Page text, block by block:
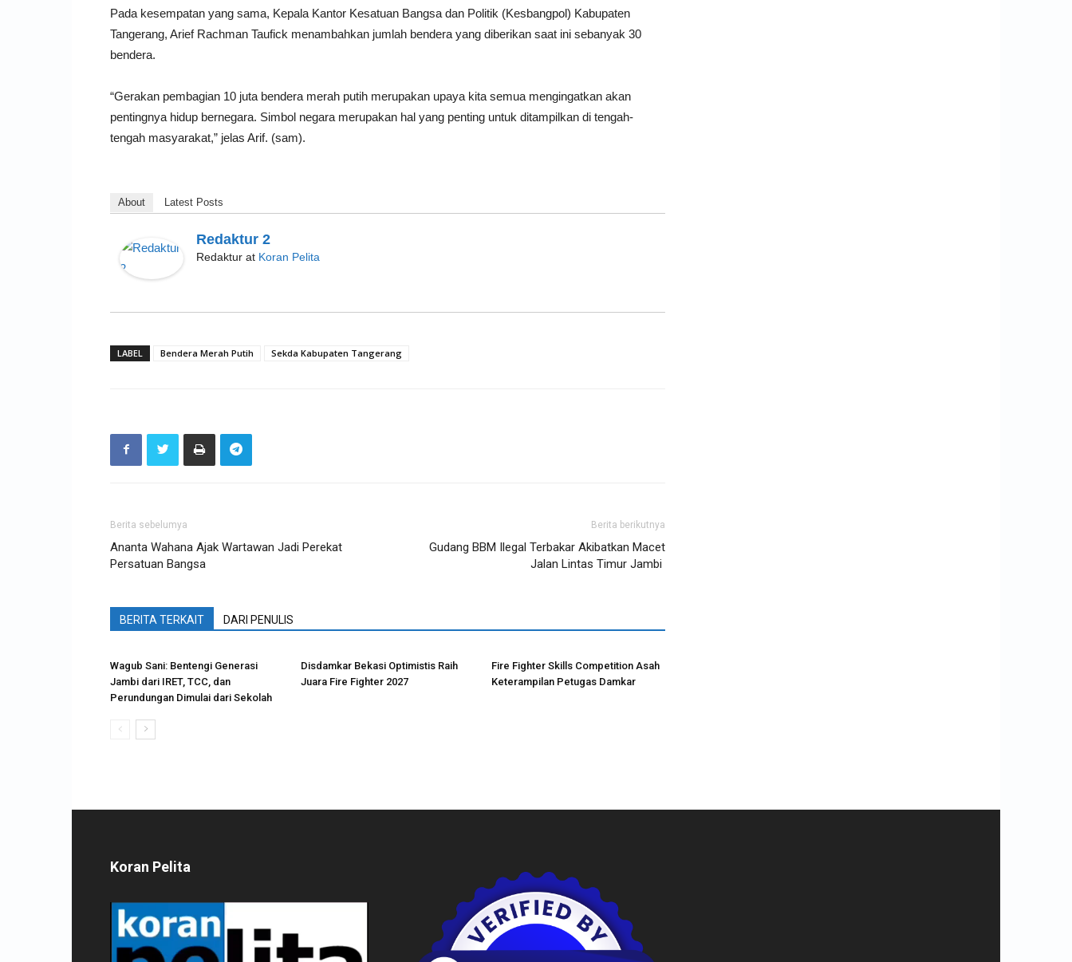
Pada kesempatan yang sama, Kepala Kantor Kesatuan Bangsa dan Politik (Kesbangpol) Kabupaten
Tangerang, Arief Rachman Taufick menambahkan jumlah bendera yang diberikan saat ini sebanyak 30
bendera.
“Gerakan pembagian 10 juta bendera merah putih merupakan upaya kita semua mengingatkan akan
pentingnya hidup bernegara. Simbol negara merupakan hal yang penting untuk ditampilkan di tengah-
tengah masyarakat,” jelas Arif. (sam).
About Latest Posts
Redaktur 2
Redaktur at Koran Pelita
LABEL Bendera Merah Putih Sekda Kabupaten Tangerang
Berita sebelumya
Ananta Wahana Ajak Wartawan Jadi Perekat
Persatuan Bangsa
Berita berikutnya
Gudang BBM Ilegal Terbakar Akibatkan Macet
Jalan Lintas Timur Jambi
BERITA TERKAIT DARI PENULIS
Wagub Sani: Bentengi Generasi
Jambi dari IRET, TCC, dan
Perundungan Dimulai dari Sekolah
Disdamkar Bekasi Optimistis Raih
Juara Fire Fighter 2027
Fire Fighter Skills Competition Asah
Keterampilan Petugas Damkar
Koran Pelita
Pemutar
Video